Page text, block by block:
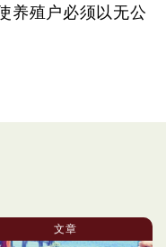
养殖户必须以无公
文章